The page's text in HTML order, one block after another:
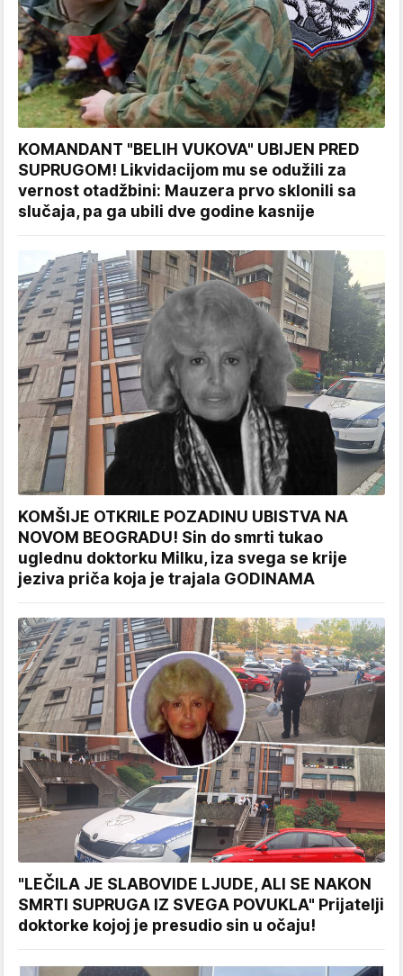
KOMANDANT "BELIH VUKOVA" UBIJEN PRED
SUPRUGOM! Likvidacijom mu se odužili za
vernost otadžbini: Mauzera prvo sklonili sa
slučaja, pa ga ubili dve godine kasnije
KOMŠIJE OTKRILE POZADINU UBISTVA NA
NOVOM BEOGRADU! Sin do smrti tukao
uglednu doktorku Milku, iza svega se krije
jeziva priča koja je trajala GODINAMA
"LEČILA JE SLABOVIDE LJUDE, ALI SE NAKON
SMRTI SUPRUGA IZ SVEGA POVUKLA" Prijatelji
doktorke kojoj je presudio sin u očaju!